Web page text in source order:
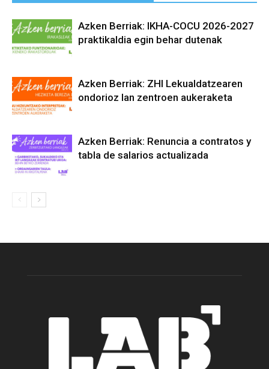
Azken Berriak: IKHA-COCU 2026-2027
praktikaldia egin behar dutenak
Azken Berriak: ZHI Lekualdatzearen
ondorioz lan zentroen aukeraketa
Azken Berriak: Renuncia a contratos y
tabla de salarios actualizada